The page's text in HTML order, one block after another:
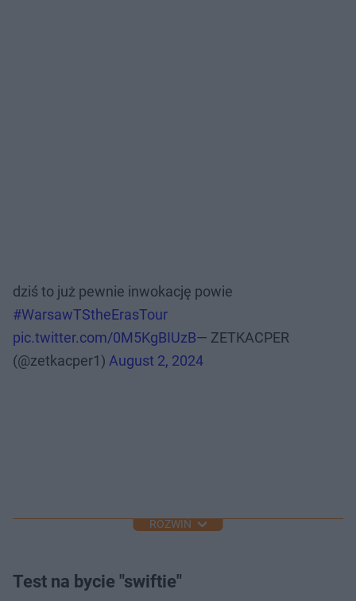
dziś to już pewnie inwokację powie
#WarsawTStheErasTour
pic.twitter.com/0M5KgBIUzB— ZETKACPER
(@zetkacper1) August 2, 2024
ROZWIŃ
Test na bycie "swiftie"